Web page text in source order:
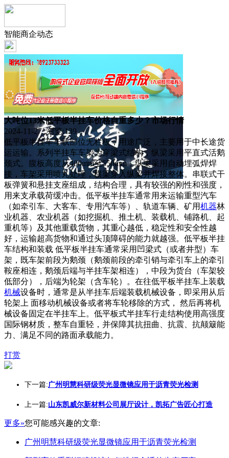
智能商企动态
大吨位13米低平板半挂车价格自重多少？市场行情
2024-11-27 浏览:139
低平板半挂车车载部位无栏板，用途广泛，主要用于中长途货
运运输。系列半挂车车架为穿梁式结构，纵梁采用平直式活鹅
颈式。腹板高度从400mm至550mm，纵梁采用自动埋弧焊焊
接，车架采用喷丸处理，横梁穿入纵梁并焊接整体。串联式干
板弹簧和悬挂支座组成，结构合理，具有较强的刚性和强度，
用来支承载荷缓冲击。低平板半挂车通常用来运输重型汽车
（如牵引车、大客车、专用汽车等）、轨道车辆、矿用机器林
业机器、农业机器（如挖掘机、推土机、装载机、铺路机、起
重机等）及其他重载货物，其重心越低，稳定性和安全性越
好，运输超高货物和通过头顶障碍的能力就越强。低平板半挂
车结构和装载 低平板半挂车通常采用凹梁式（或者井型）车
架，既车架前段为鹅颈（鹅颈前段的牵引销与牵引车上的牵引
鞍座相连，鹅颈后端与半挂车架相连），中段为货台（车架较
低部分），后端为轮架（含车轮）。在往低平板半挂车上装载
机械设备时，通常是从半挂车后端装载机械设备，即采用从后
轮架上 面移动机械设备或者将车轮移除的方式， 然后再将机
械设备固定在半挂车上。低平板式半挂车行走结构使用高强度
国际钢材质，整车自重轻，并保障其抗扭曲、抗震、抗颠簸能
力、满足不同的路面承载能力。
打赏
下一篇:广州明慧科研级荧光显微镜应用于沥青荧光检测
上一篇:山东凯威尔新材料公司展厅设计，凯拓广告匠心打造
更多»您可能感兴趣的文章:
广州明慧科研级荧光显微镜应用于沥青荧光检测